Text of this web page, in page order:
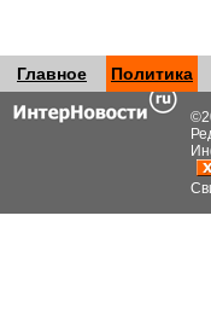
Главное Политика